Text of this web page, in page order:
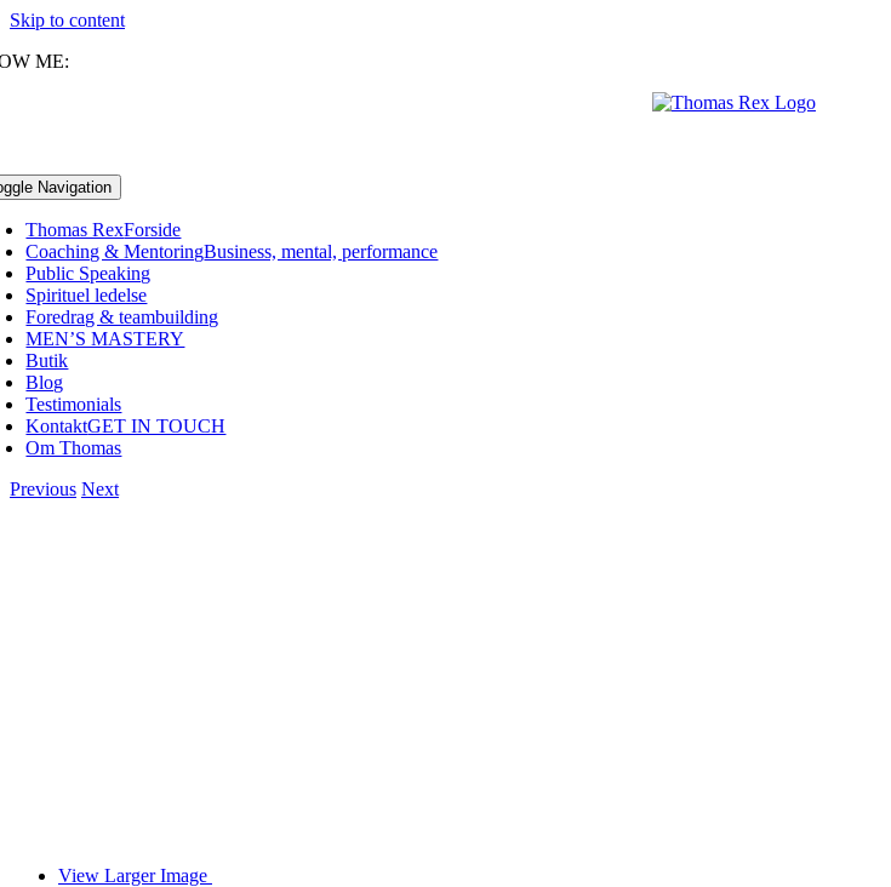
Skip to content
ME:
Navigation
Thomas RexForside
Coaching & MentoringBusiness, mental, performance
Public Speaking
Spirituel ledelse
Foredrag & teambuilding
MEN’S MASTERY
Butik
Blog
Testimonials
KontaktGET IN TOUCH
Om Thomas
Previous Next
View Larger Image